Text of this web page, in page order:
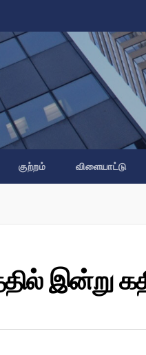
குற்றம் விளையாட்டு
இன்று